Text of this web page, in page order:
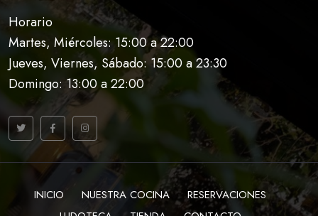
Horario
Martes, Miércoles: 15:00 a 22:00
Jueves, Viernes, Sábado: 15:00 a 23:30
Domingo: 13:00 a 22:00
INICIO NUESTRA COCINA
RESERVACIONES